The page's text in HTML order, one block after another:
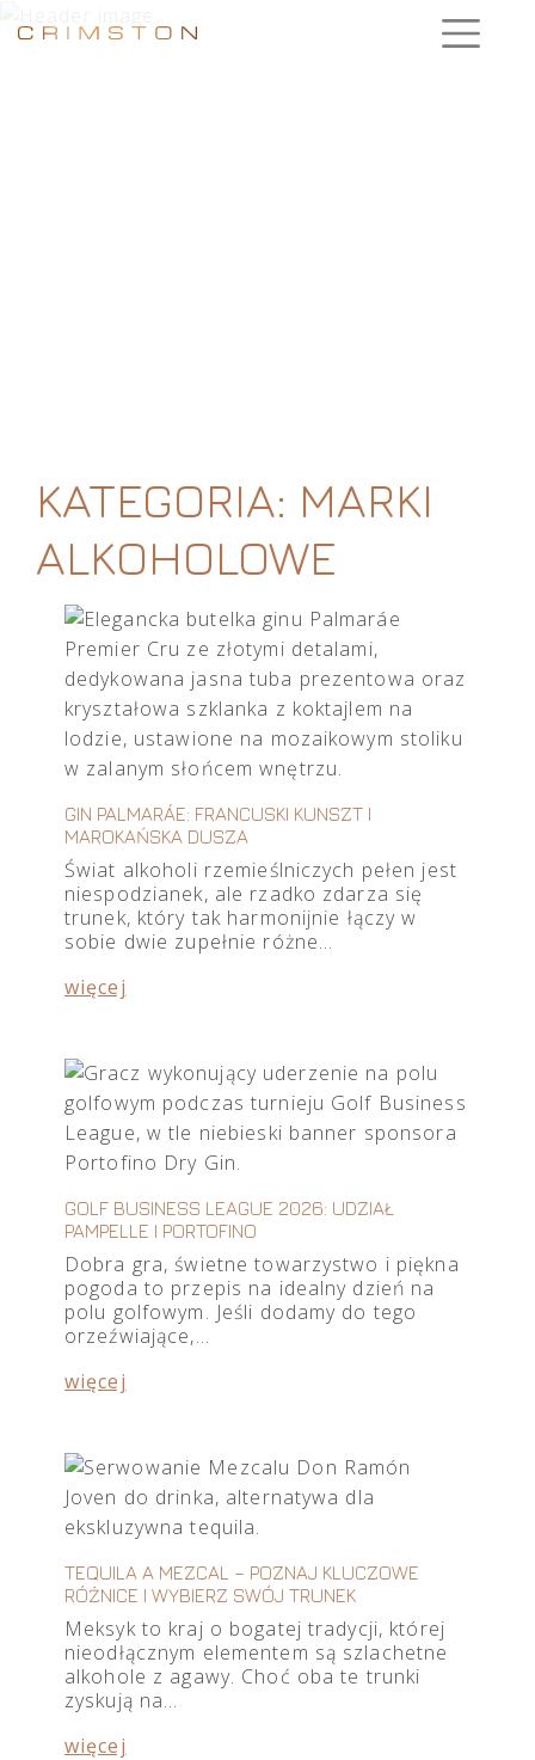
KATEGORIA: MARKI
ALKOHOLOWE
GIN PALMARÁE: FRANCUSKI KUNSZT I
MAROKAŃSKA DUSZA
Świat alkoholi rzemieślniczych pełen jest
niespodzianek, ale rzadko zdarza się
trunek, który tak harmonijnie łączy w
sobie dwie zupełnie różne…
więcej
GOLF BUSINESS LEAGUE 2026: UDZIAŁ
PAMPELLE I PORTOFINO
Dobra gra, świetne towarzystwo i piękna
pogoda to przepis na idealny dzień na
polu golfowym. Jeśli dodamy do tego
orzeźwiające,…
więcej
TEQUILA A MEZCAL – POZNAJ KLUCZOWE
RÓŻNICE I WYBIERZ SWÓJ TRUNEK
Meksyk to kraj o bogatej tradycji, której
nieodłącznym elementem są szlachetne
alkohole z agawy. Choć oba te trunki
zyskują na…
więcej